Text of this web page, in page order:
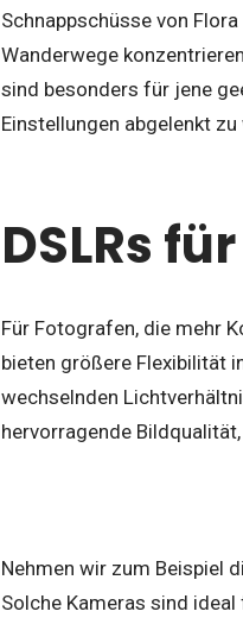
Schnappschüsse von
Wanderwege
sind besonders für jene
Einstellungen abgelenkt zu
DSLRs
Für Fotografen, die mehr
bieten größere Flexibilität
wechselnden
hervorragende
Nehmen wir zum Beispiel
Solche Kameras sind